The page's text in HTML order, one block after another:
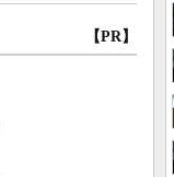
【PR】